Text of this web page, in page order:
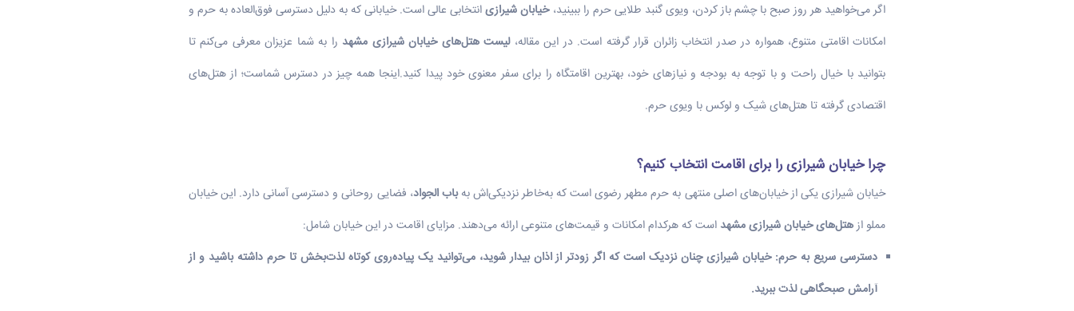
اگر می‌خواهید هر روز صبح با چشم باز کردن، ویوی گنبد طلایی حرم را ببینید،خیابان شیرازیانتخابی عالی است. خیابانی که به ‌دلیل دسترسی فوق‌العاده به حرم و
امکانات اقامتی متنوع، همواره در صدر انتخاب زائران قرار گرفته است. در این مقاله،لیست هتل‌های خیابان شیرازی مشهد را به شما عزیزان معرفی می‌کنم تا
بتوانید با خیال راحت و با توجه به بودجه و نیازهای خود، بهترین اقامتگاه را برای سفر معنوی خود پیدا کنید.اینجا همه چیز در دسترس شماست؛ از هتل‌های
اقتصادی گرفته تا هتل‌های شیک و لوکس با ویوی حرم.
چرا خیابان شیرازی را برای اقامت انتخاب کنیم؟
خیابان شیرازی یکی از خیابان‌های اصلی منتهی به حرم مطهر رضوی است که به‌خاطر نزدیکی‌اش بهباب الجواد، فضایی روحانی و دسترسی آسانی دارد. این خیابان
مملو ازهتل‌های خیابان شیرازی مشهد است که هرکدام امکانات و قیمت‌های متنوعی ارائه می‌دهند. مزایای اقامت در این خیابان شامل:
دسترسی سریع به حرم: خیابان شیرازی چنان نزدیک است که اگر زودتر از اذان بیدار شوید، می‌توانید یک پیاده‌روی کوتاه لذت‌بخش تا حرم داشته باشید و از
آرامش صبحگاهی لذت ببرید.